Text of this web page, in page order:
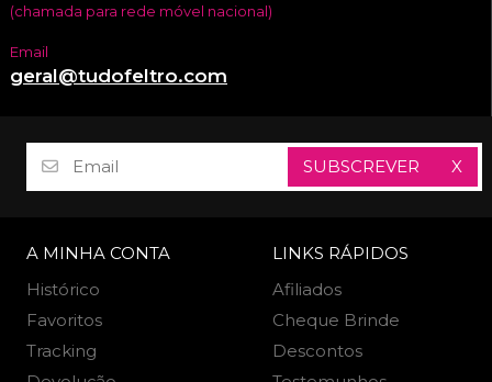
(chamada para rede móvel nacional)
Email
geral@tudofeltro.com
SUBSCREVER X
A MINHA CONTA
Histórico
Favoritos
Tracking
LINKS RÁPIDOS
Afiliados
Cheque Brinde
Descontos